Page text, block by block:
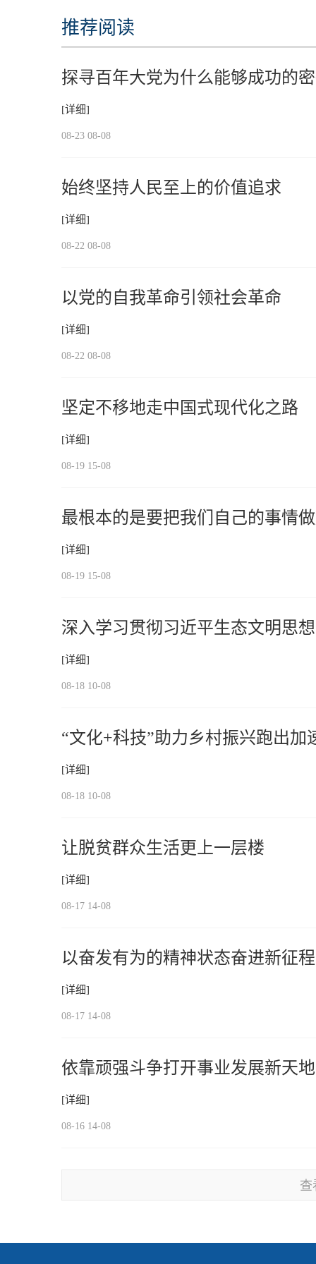
推荐阅读
探寻百年大党为什么能够成功的
[详细]
08-23 08-08
始终坚持人民至上的价值追求
[详细]
08-22 08-08
以党的自我革命引领社会革命
[详细]
08-22 08-08
坚定不移地走中国式现代化之路
[详细]
08-19 15-08
最根本的是要把我们自己的事情
[详细]
08-19 15-08
深入学习贯彻习近平生态文明思想
[详细]
08-18 10-08
“文化+科技”助力乡村振兴跑出加
[详细]
08-18 10-08
让脱贫群众生活更上一层楼
[详细]
08-17 14-08
以奋发有为的精神状态奋进新征程
[详细]
08-17 14-08
依靠顽强斗争打开事业发展新天地
[详细]
08-16 14-08
查